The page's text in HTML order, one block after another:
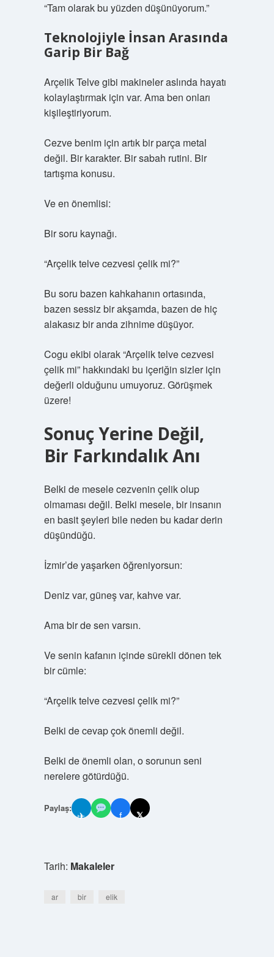
“Tam olarak bu yüzden düşünüyorum.”
Teknolojiyle İnsan Arasında
Garip Bir Bağ
Arçelik Telve gibi makineler aslında hayatı
kolaylaştırmak için var. Ama ben onları
kişileştiriyorum.
Cezve benim için artık bir parça metal
değil. Bir karakter. Bir sabah rutini. Bir
tartışma konusu.
Ve en önemlisi:
Bir soru kaynağı.
“Arçelik telve cezvesi çelik mi?”
Bu soru bazen kahkahanın ortasında,
bazen sessiz bir akşamda, bazen de hiç
alakasız bir anda zihnime düşüyor.
Cogu ekibi olarak “Arçelik telve cezvesi
çelik mi” hakkındaki bu içeriğin sizler için
değerli olduğunu umuyoruz. Görüşmek
üzere!
Sonuç Yerine Değil,
Bir Farkındalık Anı
Belki de mesele cezvenin çelik olup
olmaması değil. Belki mesele, bir insanın
en basit şeyleri bile neden bu kadar derin
düşündüğü.
İzmir’de yaşarken öğreniyorsun:
Deniz var, güneş var, kahve var.
Ama bir de sen varsın.
Ve senin kafanın içinde sürekli dönen tek
bir cümle:
“Arçelik telve cezvesi çelik mi?”
Belki de cevap çok önemli değil.
Belki de önemli olan, o sorunun seni
nerelere götürdüğü.
Paylaş:
✈ f 𝕏
Tarih: Makaleler
ar bir elik